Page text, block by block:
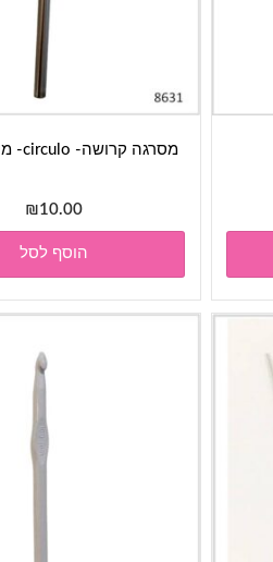
מסרגה קרושה- circulo- מידה 8 מ"מ
₪10.00
הוסף לסל